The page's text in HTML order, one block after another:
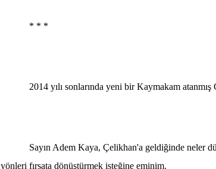
* * *
2014 yılı sonlarında yeni bir Kaymakam atanmış
Sayın Adem Kaya, Çelikhan'a geldiğinde neler
yönleri fırsata dönüştürmek isteğine eminim.